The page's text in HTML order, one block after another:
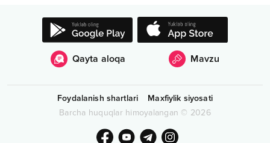
Qayta aloqa Mavzu
Foydalanish shartlari
Maxfiylik siyosati
Barcha huquqlar himoyalangan © 2026